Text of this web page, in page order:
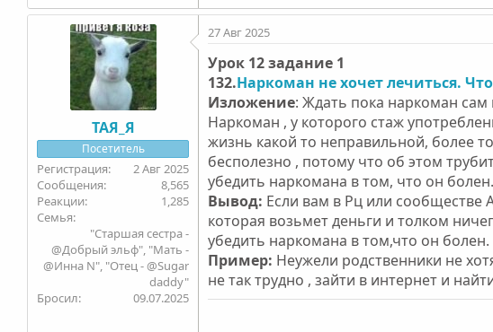
ТАЯ_Я
Посетитель
2 Авг 2025
8,565
1,285
Семья
"Старшая сестра -
@Добрый эльф", "Мать -
@Инна N", "Отец - @Sugar
daddy"
Бросил
09.07.2025
27 Авг 2025
Урок 12 задание 1
132.Наркоман не хочет лечиться.
Изложение: Ждать пока наркоман сам
Наркоман , у которого стаж
жизнь какой то неправильной, более
бесполезно , потому что об этом
убедить наркомана в том, что он
Вывод: Если вам в Рц или сообществе
которая возьмет деньги и толком
убедить наркомана в том,что он болен.
Пример: Неужели родственники не
не так трудно , зайти в интернет и